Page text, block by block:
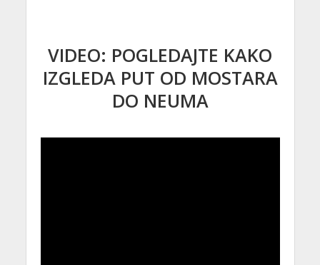
VIDEO: POGLEDAJTE KAKO
IZGLEDA PUT OD MOSTARA
DO NEUMA